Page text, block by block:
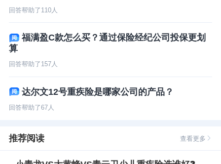
回答帮助了 110人
福满盈C款怎么买？通过保险经纪公司投保更划
算
回答帮助了 157人
达尔文12号重疾险是哪家公司的产品？
回答帮助了67人
推荐阅读 查看更多